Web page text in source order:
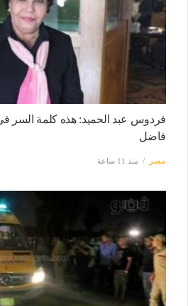
فردوس عبد الحميد: هذه كلمة السر
فاضل
مصر منذ 11 ساعة